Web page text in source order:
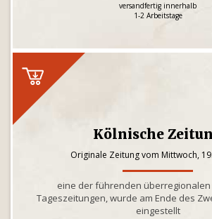
versandfertig innerhalb
1-2 Arbeitstage
Kölnische
Originale Zeitung vom Mittwoch,
eine der führenden
Tageszeitungen, wurde am Ende des
eingestellt